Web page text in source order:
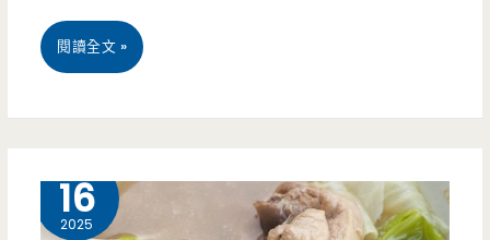
吃
男
子
桃
美
閱讀全文 »
16
2025